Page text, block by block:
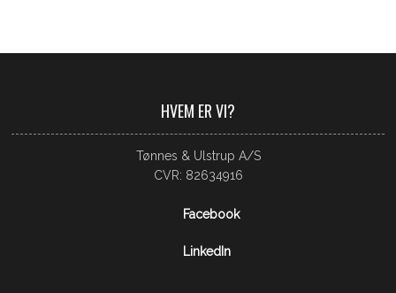
​​HVEM ER VI?​
Tønnes & Ulstrup A/S
CVR: 82634916​
Facebook
LinkedIn